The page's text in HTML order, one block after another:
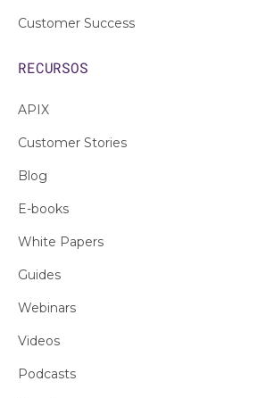
Customer Success
RECURSOS
APIX
Customer Stories
Blog
E-books
White Papers
Guides
Webinars
Videos
Podcasts